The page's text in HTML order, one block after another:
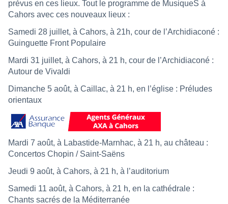
prévus en ces lieux. Tout le programme de MusiqueS à
Cahors avec ces nouveaux lieux :
Samedi 28 juillet, à Cahors, à 21h, cour de l’Archidiaconé :
Guinguette Front Populaire
Mardi 31 juillet, à Cahors, à 21 h, cour de l’Archidiaconé :
Autour de Vivaldi
Dimanche 5 août, à Caillac, à 21 h, en l’église : Préludes
orientaux
Mardi 7 août, à Labastide-Marnhac, à 21 h, au château :
Concertos Chopin / Saint-Saëns
Jeudi 9 août, à Cahors, à 21 h, à l’auditorium
Samedi 11 août, à Cahors, à 21 h, en la cathédrale :
Chants sacrés de la Méditerranée